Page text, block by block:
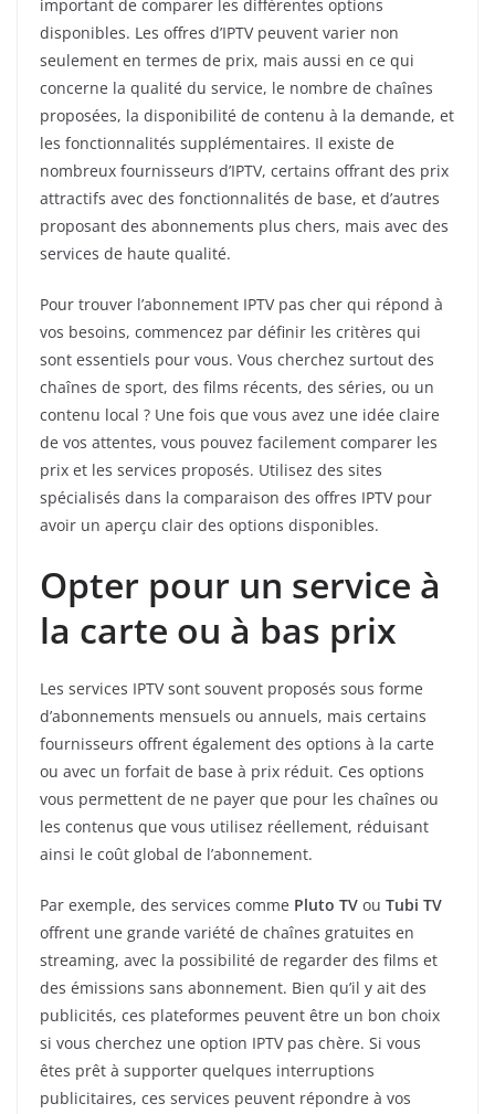
important de comparer les différentes options
disponibles. Les offres d’IPTV peuvent varier non
seulement en termes de prix, mais aussi en ce qui
concerne la qualité du service, le nombre de chaînes
proposées, la disponibilité de contenu à la demande, et
les fonctionnalités supplémentaires. Il existe de
nombreux fournisseurs d’IPTV, certains offrant des prix
attractifs avec des fonctionnalités de base, et d’autres
proposant des abonnements plus chers, mais avec des
services de haute qualité.
Pour trouver l’abonnement IPTV pas cher qui répond à
vos besoins, commencez par définir les critères qui
sont essentiels pour vous. Vous cherchez surtout des
chaînes de sport, des films récents, des séries, ou un
contenu local ? Une fois que vous avez une idée claire
de vos attentes, vous pouvez facilement comparer les
prix et les services proposés. Utilisez des sites
spécialisés dans la comparaison des offres IPTV pour
avoir un aperçu clair des options disponibles.
Opter pour un service à
la carte ou à bas prix
Les services IPTV sont souvent proposés sous forme
d’abonnements mensuels ou annuels, mais certains
fournisseurs offrent également des options à la carte
ou avec un forfait de base à prix réduit. Ces options
vous permettent de ne payer que pour les chaînes ou
les contenus que vous utilisez réellement, réduisant
ainsi le coût global de l’abonnement.
Par exemple, des services comme Pluto TV ou Tubi TV
offrent une grande variété de chaînes gratuites en
streaming, avec la possibilité de regarder des films et
des émissions sans abonnement. Bien qu’il y ait des
publicités, ces plateformes peuvent être un bon choix
si vous cherchez une option IPTV pas chère. Si vous
êtes prêt à supporter quelques interruptions
publicitaires, ces services peuvent répondre à vos